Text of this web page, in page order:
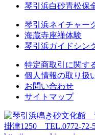
琴引浜白砂青松保
琴引浜ネイチャー
海蔵寺座禅体験
琴引浜ガイドシン
特定商取引に関す
個人情報の取り扱
お問い合わせ
サイトマップ